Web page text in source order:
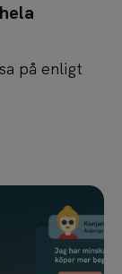
på enligt